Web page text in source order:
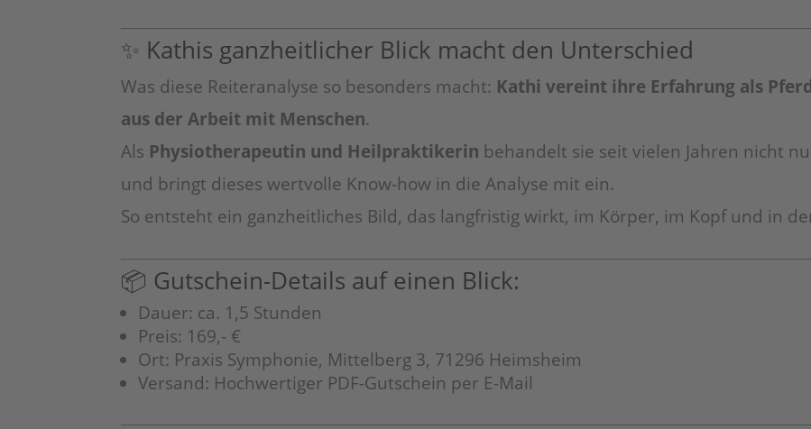
✨ Kathis ganzheitlicher Blick macht den Unterschied
Was diese Reiteranalyse so besonders macht: Kathi vereint ihre Erfahrung als
aus der Arbeit mit Menschen.
Als Physiotherapeutin und Heilpraktikerin behandelt sie seit vielen Jahren nicht
und bringt dieses wertvolle Know-how in die Analyse mit ein.
So entsteht ein ganzheitliches Bild, das langfristig wirkt, im Körper, im Kopf und in
📦 Gutschein-Details auf einen Blick:
Dauer: ca. 1,5 Stunden
Preis: 169,- €
Ort: Praxis Symphonie, Mittelberg 3, 71296 Heimsheim
Versand: Hochwertiger PDF-Gutschein per E-Mail